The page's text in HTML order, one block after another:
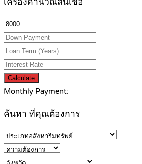
Calculate
Monthly Payment:
ค้นหา ที่คุณต้องการ